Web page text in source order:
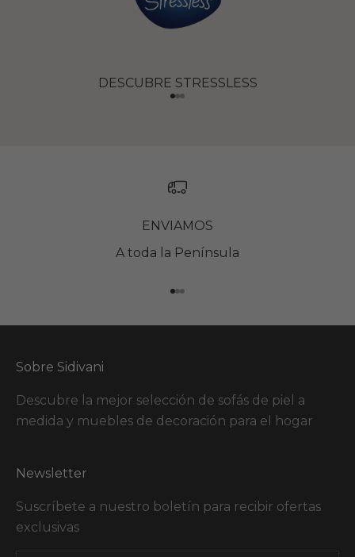
DESCUBRE STRESSLESS
Ir al artículo 1
Ir al artículo 2
Ir al artículo 3
ENVIAMOS
A toda la Península
Ir al artículo 1
Ir al artículo 2
Ir al artículo 3
Sobre Sidivani
Descubre la mejor selección de sofás de piel a
medida y muebles de decoración para el hogar
Newsletter
Suscríbete a nuestro boletín para recibir ofertas
exclusivas